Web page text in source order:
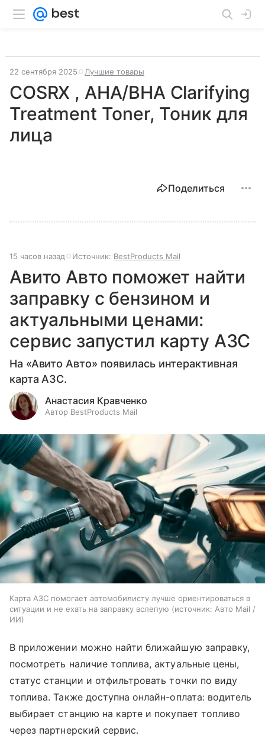
22 сентября 2025 Лучшие товары
COSRX , AHA/BHA Clarifying
Treatment Toner, Тоник для
лица
Поделиться
15 часов назад Источник: BestProducts Mail
Авито Авто поможет найти
заправку с бензином и
актуальными ценами:
сервис запустил карту АЗС
На «Авито Авто» появилась интерактивная
карта АЗС.
Анастасия Кравченко
Автор BestProducts Mail
Карта АЗС помогает автомобилисту лучше ориентироваться в
ситуации и не ехать на заправку вслепую
источник: Авто Mail /
ИИ
В приложении можно найти ближайшую заправку,
посмотреть наличие топлива, актуальные цены,
статус станции и отфильтровать точки по виду
топлива. Также доступна онлайн-оплата: водитель
выбирает станцию на карте и покупает топливо
через партнерский сервис.